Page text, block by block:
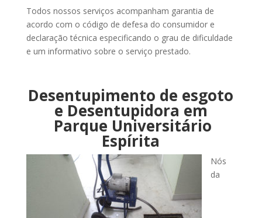
Todos nossos serviços acompanham garantia de
acordo com o código de defesa do consumidor e
declaração técnica especificando o grau de dificuldade
e um informativo sobre o serviço prestado.
Desentupimento de esgoto
e Desentupidora em
Parque Universitário
Espírita
Nós
da